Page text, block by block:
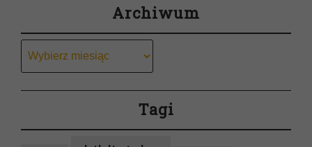
Archiwum
Tagi